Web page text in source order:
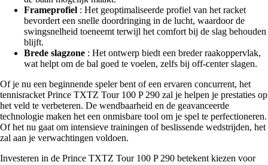
Frameprofiel : Het geoptimaliseerde profiel van het racket
bevordert een snelle doordringing in de lucht, waardoor de
swingsnelheid toeneemt terwijl het comfort bij de slag behouden
blijft.
Brede slagzone : Het ontwerp biedt een breder raakoppervlak,
wat helpt om de bal goed te voelen, zelfs bij off-center slagen.
Of je nu een beginnende speler bent of een ervaren concurrent, het
tennisracket Prince TXTZ Tour 100 P 290 zal je helpen je prestaties op
het veld te verbeteren. De wendbaarheid en de geavanceerde
technologie maken het een onmisbare tool om je spel te perfectioneren.
Of het nu gaat om intensieve trainingen of beslissende wedstrijden, het
zal aan je verwachtingen voldoen.
Investeren in de Prince TXTZ Tour 100 P 290 betekent kiezen voor